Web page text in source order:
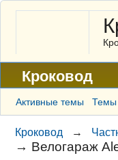
Кроковод
Форум
Архив
ГАЛЕРЕЯ
Активные темы Темы
Кроковод →
→ Велогараж